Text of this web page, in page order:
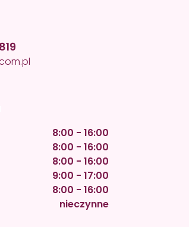
8:00 - 16:00
8:00 - 16:00
8:00 - 16:00
9:00 - 17:00
8:00 - 16:00
nieczynne